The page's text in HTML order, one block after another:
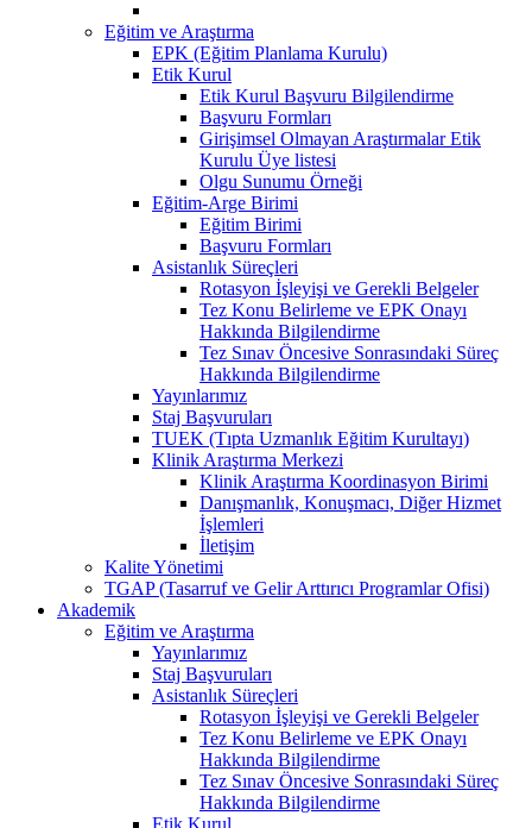
Eğitim ve Araştırma
EPK (Eğitim Planlama Kurulu)
Etik Kurul
Etik Kurul Başvuru Bilgilendirme
Başvuru Formları
Girişimsel Olmayan Araştırmalar Etik
Kurulu Üye listesi
Olgu Sunumu Örneği
Eğitim-Arge Birimi
Eğitim Birimi
Başvuru Formları
Asistanlık Süreçleri
Rotasyon İşleyişi ve Gerekli Belgeler
Tez Konu Belirleme ve EPK Onayı
Hakkında Bilgilendirme
Tez Sınav Öncesive Sonrasındaki Süreç
Hakkında Bilgilendirme
Yayınlarımız
Staj Başvuruları
TUEK (Tıpta Uzmanlık Eğitim Kurultayı)
Klinik Araştırma Merkezi
Klinik Araştırma Koordinasyon Birimi
Danışmanlık, Konuşmacı, Diğer Hizmet
İşlemleri
İletişim
Kalite Yönetimi
TGAP (Tasarruf ve Gelir Arttırıcı Programlar Ofisi)
Akademik
Eğitim ve Araştırma
Yayınlarımız
Staj Başvuruları
Asistanlık Süreçleri
Rotasyon İşleyişi ve Gerekli Belgeler
Tez Konu Belirleme ve EPK Onayı
Hakkında Bilgilendirme
Tez Sınav Öncesive Sonrasındaki Süreç
Hakkında Bilgilendirme
Etik Kurul